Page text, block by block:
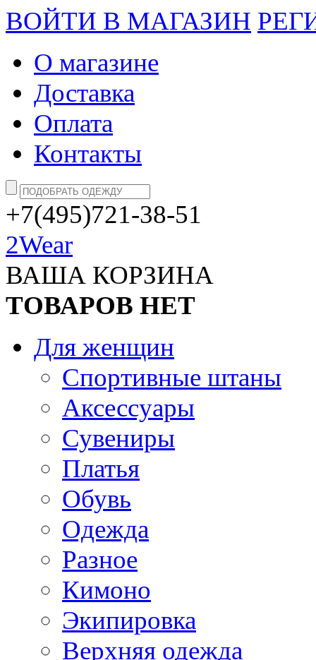
ВОЙТИ В МАГАЗИН
О магазине
Доставка
Оплата
Контакты
+7(495)721-38-51
2Wear
ВАША КОРЗИНА
ТОВАРОВ НЕТ
Для женщин
Спортивные штаны
Аксессуары
Сувениры
Платья
Обувь
Одежда
Разное
Кимоно
Экипировка
Верхняя одежда